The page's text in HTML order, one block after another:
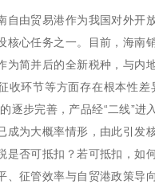
自由贸易港作为我国对外开
核心任务之一。目前，海南
为简并后的全新税种，与内
收环节等方面存在根本性差
逐步完善，产品经“二线”进
成为大概率情形，由此引发
是否可抵扣？若可抵扣，如
、征管效率与自贸港政策导